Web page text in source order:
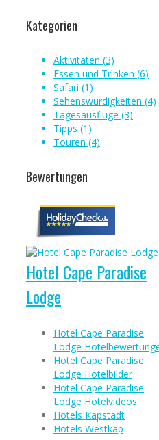
Kategorien
Aktivitäten (3)
Essen und Trinken (6)
Safari (1)
Sehenswürdigkeiten (4)
Tagesausflüge (3)
Tipps (1)
Touren (4)
Bewertungen
Hotel Cape Paradise
Lodge
Hotel Cape Paradise
Lodge
Hotel Cape Paradise
Lodge Hotelbilder
Hotel Cape Paradise
Lodge Hotelvideos
Hotels Kapstadt
Hotels Westkap